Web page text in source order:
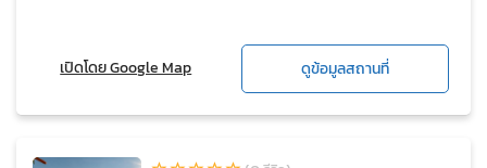
เปิดโดย Google Map ดูข้อมูลสถานที่